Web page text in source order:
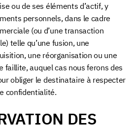
ou de ses éléments d’actif, y
personnels, dans le cadre
(ou d’une transaction
telle qu’une fusion, une
une réorganisation ou une
faillite, auquel cas nous ferons des
obliger le destinataire à respecter
confidentialité.
DES